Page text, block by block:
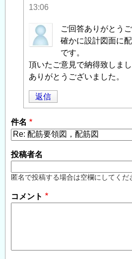
13:06
匿
名
稿
者
に
よ
「
配
筋
要
領
配
ご回答ありがとうご
確かに設計図面に
です。
頂いたご意見で納得致しまし
ありがとうございました。
返信
件名
投稿者名
匿名で投稿する場合は空欄にしてくだ
コメント